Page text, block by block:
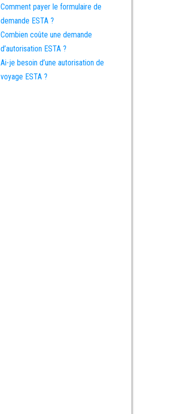
Comment payer le formulaire de
demande ESTA ?
Combien coûte une demande
d’autorisation ESTA ?
Ai-je besoin d’une autorisation de
voyage ESTA ?